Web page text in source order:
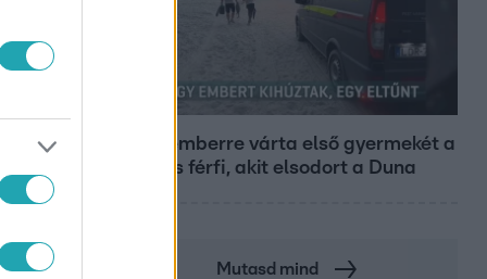
Szeptemberre várta első gyermekét a
29 éves férfi, akit elsodort a Duna
Mutasd mind